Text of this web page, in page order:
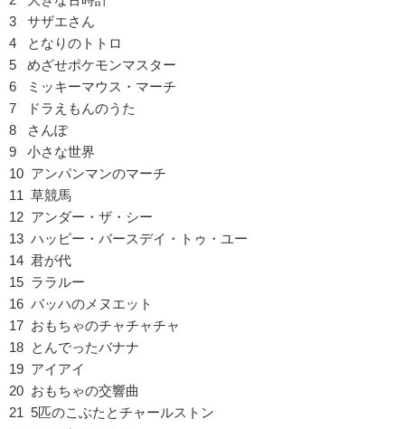
3 サザエさん
4 となりのトトロ
5 めざせポケモンマスター
6 ミッキーマウス・マーチ
7 ドラえもんのうた
8 さんぽ
9 小さな世界
10 アンパンマンのマーチ
11 草競馬
12 アンダー・ザ・シー
13 ハッピー・バースデイ・トゥ・ユー
14 君が代
15 ララルー
16 バッハのメヌエット
17 おもちゃのチャチャチャ
18 とんでったバナナ
19 アイアイ
20 おもちゃの交響曲
21 5匹のこぶたとチャールストン